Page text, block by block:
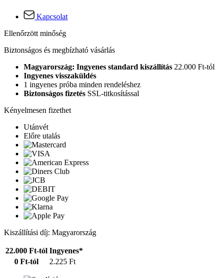
Kapcsolat
Ellenőrzött minőség
Biztonságos és megbízható vásárlás
Magyarország: Ingyenes standard kiszállítás 22.000 Ft-tól
Ingyenes visszaküldés
1 ingyenes próba minden rendeléshez
Biztonságos fizetés SSL-titkosítással
Kényelmesen fizethet
Utánvét
Előre utalás
Kiszállítási díj: Magyarország
22.000 Ft-tól Ingyenes*
0 Ft-tól
2.225 Ft